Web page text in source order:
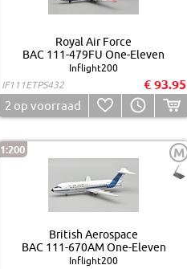
Royal Air Force
BAC 111-479FU One-Eleven
Inflight200
IF111ETPS432
€ 93.95
2 op voorraad
1:200 M
British Aerospace
BAC 111-670AM One-Eleven
Inflight200